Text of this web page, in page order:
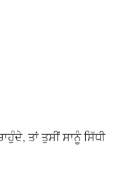
ਤਾਂ ਤੁਸੀਂ ਸਾਨੂੰ ਸਿੱਧੀ